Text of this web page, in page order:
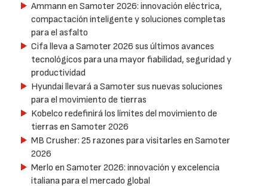
Ammann en Samoter 2026: innovación eléctrica,
compactación inteligente y soluciones completas
para el asfalto
Cifa lleva a Samoter 2026 sus últimos avances
tecnológicos para una mayor fiabilidad, seguridad y
productividad
Hyundai llevará a Samoter sus nuevas soluciones
para el movimiento de tierras
Kobelco redefinirá los límites del movimiento de
tierras en Samoter 2026
MB Crusher: 25 razones para visitarles en Samoter
2026
Merlo en Samoter 2026: innovación y excelencia
italiana para el mercado global